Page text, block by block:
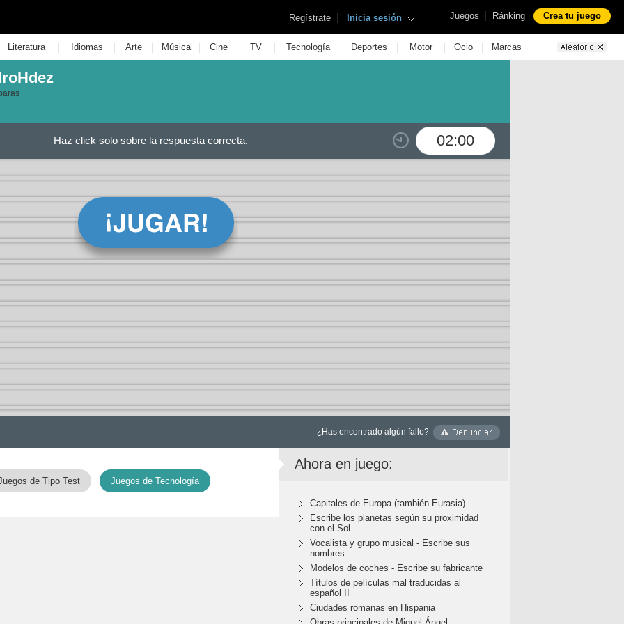
Juegos | Ránking Crea tu juego
Regístrate | Inicia sesión
Literatura | Idiomas | Arte | Música | Cine | TV | Tecnología | Deportes | Motor | Ocio | Marcas
02:00
Haz click solo sobre la respuesta correcta.
¿Has encontrado algún fallo?
de Tipo Test Juegos de Tecnología
Ahora en juego:
Capitales de Europa (también Eurasia)
Escribe los planetas según su proximidad
con el Sol
Vocalista y grupo musical - Escribe sus
nombres
Modelos de coches - Escribe su fabricante
Títulos de películas mal traducidas al
español II
Ciudades romanas en Hispania